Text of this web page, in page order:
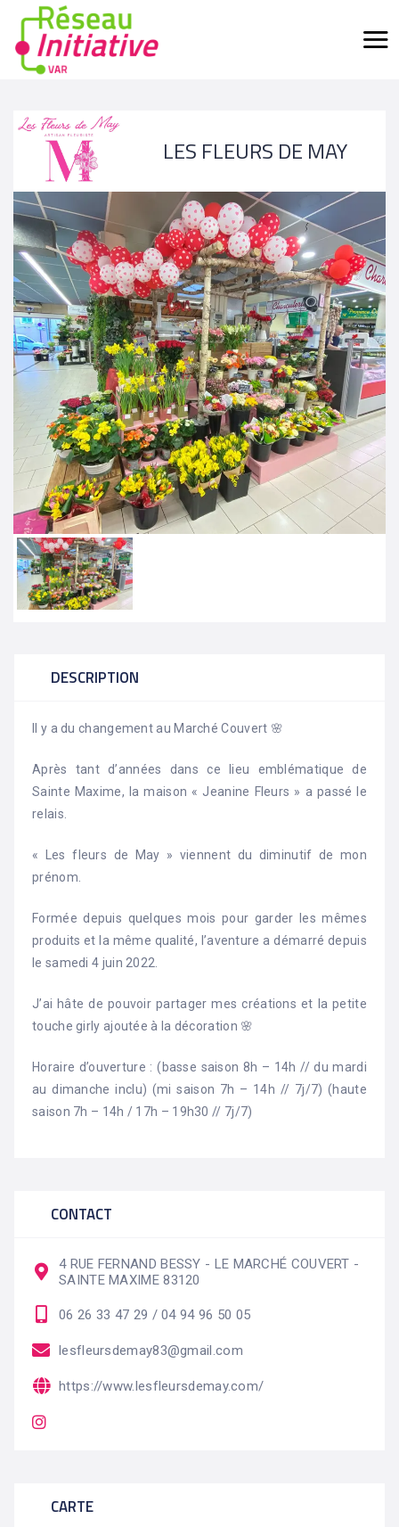
LES FLEURS DE MAY
DESCRIPTION
Il y a du changement au Marché Couvert 🌸
Après tant d’années dans ce lieu emblématique de
Sainte Maxime, la maison « Jeanine Fleurs » a passé le
relais.
« Les fleurs de May » viennent du diminutif de mon
prénom.
Formée depuis quelques mois pour garder les mêmes
produits et la même qualité, l’aventure a démarré depuis
le samedi 4 juin 2022.
J’ai hâte de pouvoir partager mes créations et la petite
touche girly ajoutée à la décoration 🌸
Horaire d’ouverture : (basse saison 8h – 14h // du mardi
au dimanche inclu) (mi saison 7h – 14h // 7j/7) (haute
saison 7h – 14h / 17h – 19h30 // 7j/7)
CONTACT
4 RUE FERNAND BESSY - LE MARCHÉ COUVERT -
SAINTE MAXIME 83120
06 26 33 47 29 / 04 94 96 50 05
lesfleursdemay83@gmail.com
https://www.lesfleursdemay.com/
CARTE